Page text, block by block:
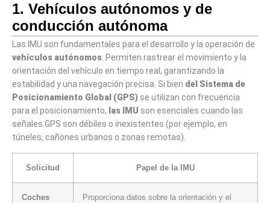
1. Vehículos autónomos y de
conducción autónoma
Las IMU son fundamentales para el desarrollo y la operación de
vehículos autónomos . Permiten rastrear el movimiento y la
orientación del vehículo en tiempo real, garantizando la
estabilidad y una navegación precisa. Si bien del Sistema de
Posicionamiento Global (GPS) se utilizan con frecuencia
para el posicionamiento, las IMU son esenciales cuando las
señales GPS son débiles o inexistentes (por ejemplo, en
túneles, cañones urbanos o zonas remotas).
Solicitud Papel de la IMU
Coches
Proporciona datos sobre la orientación y el